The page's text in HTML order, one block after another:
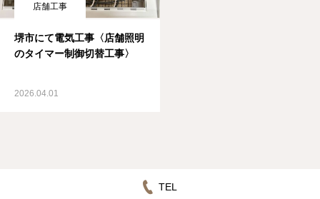
店舗工事
堺市にて電気工事〈店舗照明
のタイマー制御切替工事〉
2026.04.01
TEL